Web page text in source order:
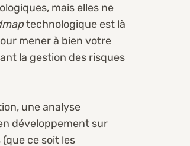
mais elles ne
technologique est là
mener à bien votre
la gestion des risques
une analyse
développement sur
ce soit les